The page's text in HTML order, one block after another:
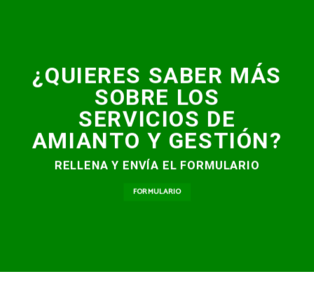
¿QUIERES SABER MÁS
SOBRE LOS
SERVICIOS DE
AMIANTO Y GESTIÓN?
RELLENA Y ENVÍA EL FORMULARIO
FORMULARIO